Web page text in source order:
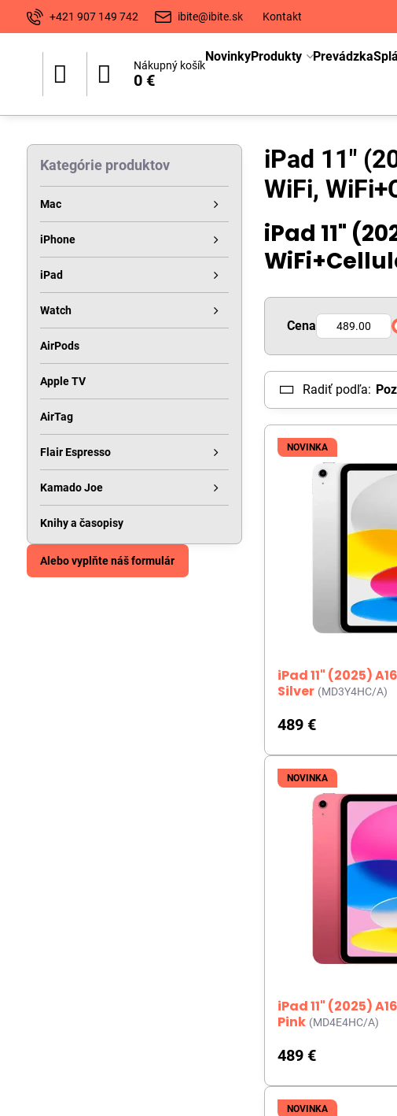
+421 907 149 742 ibite@ibite.sk Kontakt
Nákupný košík
0 €
NovinkyProdukty Prevádzka
iPad 11"
WiFi,
iPad 11"
Radiť podľa:
NOVINKA
iPad 11" (2025)
Silver (MD3Y4HC/A)
489 €
NOVINKA
iPad 11" (2025)
Pink (MD4E4HC/A)
489 €
NOVINKA
CenaOd:
Kategórie produktov
Mac
iPhone
iPad
Watch
AirPods
Apple TV
AirTag
Flair Espresso
Kamado Joe
Knihy a časopisy
Alebo vyplňte náš formulár